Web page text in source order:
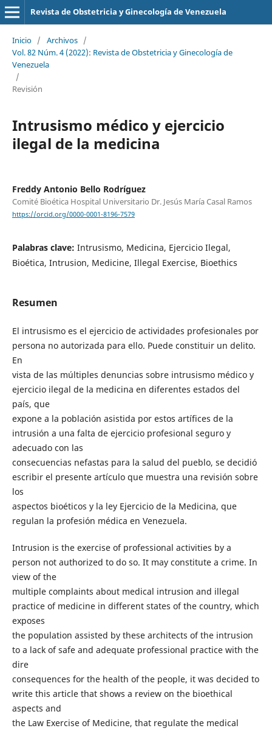
Revista de Obstetricia y Ginecología de Venezuela
Inicio / Archivos /
Vol. 82 Núm. 4 (2022): Revista de Obstetricia y Ginecología de
Venezuela
/
Revisión
Intrusismo médico y ejercicio
ilegal de la medicina
Freddy Antonio Bello Rodríguez
Comité Bioética Hospital Universitario Dr. Jesús María Casal Ramos
https://orcid.org/0000-0001-8196-7579
Palabras clave: Intrusismo, Medicina, Ejercicio Ilegal,
Bioética, Intrusion, Medicine, Illegal Exercise, Bioethics
Resumen
El intrusismo es el ejercicio de actividades profesionales por
persona no autorizada para ello. Puede constituir un delito.
En
vista de las múltiples denuncias sobre intrusismo médico y
ejercicio ilegal de la medicina en diferentes estados del
país, que
expone a la población asistida por estos artífices de la
intrusión a una falta de ejercicio profesional seguro y
adecuado con las
consecuencias nefastas para la salud del pueblo, se decidió
escribir el presente artículo que muestra una revisión sobre
los
aspectos bioéticos y la ley Ejercicio de la Medicina, que
regulan la profesión médica en Venezuela.
Intrusion is the exercise of professional activities by a
person not authorized to do so. It may constitute a crime. In
view of the
multiple complaints about medical intrusion and illegal
practice of medicine in different states of the country, which
exposes
the population assisted by these architects of the intrusion
to a lack of safe and adequate professional practice with the
dire
consequences for the health of the people, it was decided to
write this article that shows a review on the bioethical
aspects and
the Law Exercise of Medicine, that regulate the medical